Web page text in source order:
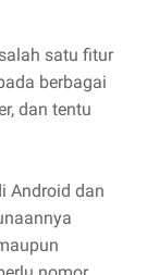
satu fitur
berbagai
dan tentu
Android dan